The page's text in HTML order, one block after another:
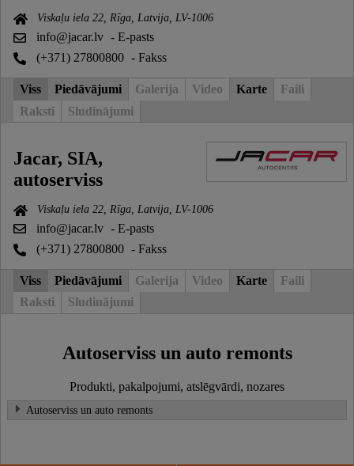
Viskaļu iela 22, Rīga, Latvija, LV-1006
info@jacar.lv - E-pasts
(+371) 27800800 - Fakss
Viss Piedāvājumi Galerija Video Karte
Faili
Raksti
Sludinājumi
Jacar, SIA,
autoserviss
Viskaļu iela 22, Rīga, Latvija, LV-1006
info@jacar.lv - E-pasts
(+371) 27800800 - Fakss
Viss Piedāvājumi Galerija Video Karte
Faili
Raksti
Sludinājumi
Autoserviss un auto remonts
Produkti, pakalpojumi, atslēgvārdi, nozares
Autoserviss un auto remonts